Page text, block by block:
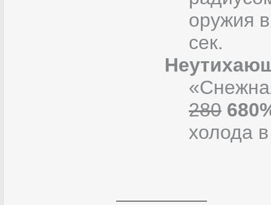
оружия
сек.
280
холода